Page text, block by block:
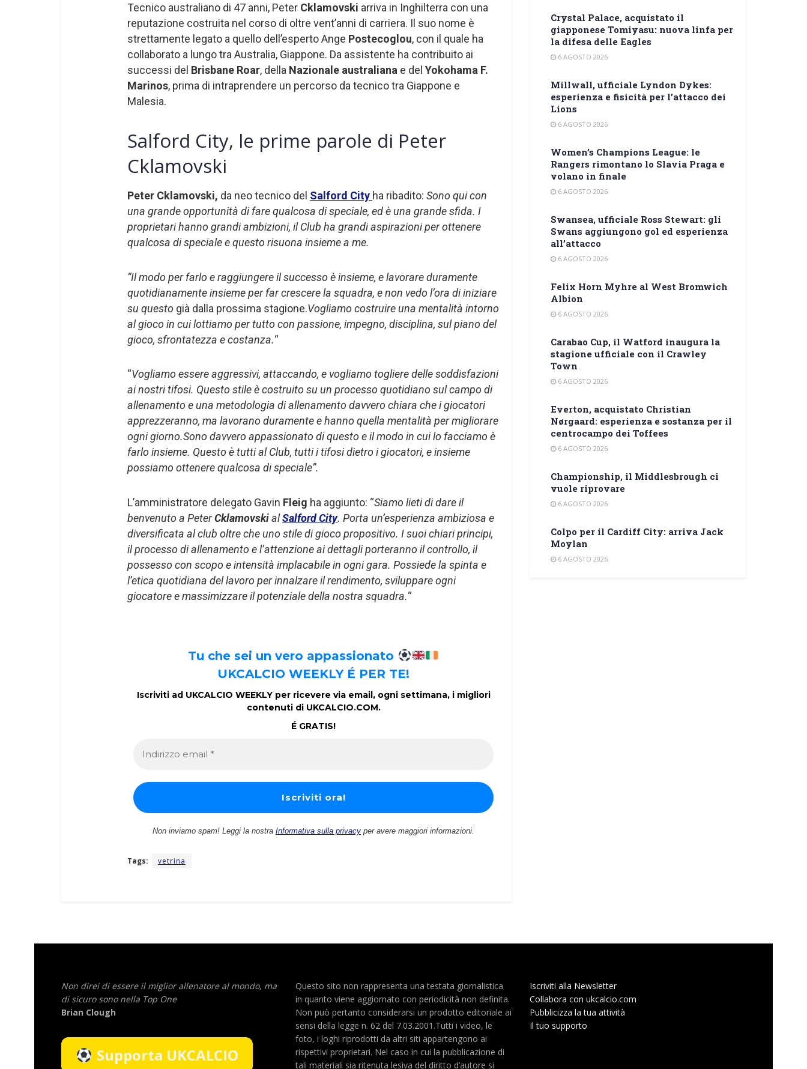
Tecnico australiano di 47 anni, Peter Cklamovski arriva in Inghilterra con una
reputazione costruita nel corso di oltre vent’anni di carriera. Il suo nome è
strettamente legato a quello dell’esperto Ange Postecoglou, con il quale ha
collaborato a lungo tra Australia, Giappone. Da assistente ha contribuito ai
successi del Brisbane Roar, della Nazionale australiana e del Yokohama F.
Marinos, prima di intraprendere un percorso da tecnico tra Giappone e
Malesia.
Salford City, le prime parole di Peter
Cklamovski
Peter Cklamovski, da neo tecnico del Salford City ha ribadito: Sono qui con
una grande opportunità di fare qualcosa di speciale, ed è una grande sfida. I
proprietari hanno grandi ambizioni, il Club ha grandi aspirazioni per ottenere
qualcosa di speciale e questo risuona insieme a me.
“Il modo per farlo e raggiungere il successo è insieme, e lavorare duramente
quotidianamente insieme per far crescere la squadra, e non vedo l’ora di iniziare
su questo già dalla prossima stagione.Vogliamo costruire una mentalità intorno
al gioco in cui lottiamo per tutto con passione, impegno, disciplina, sul piano del
gioco, sfrontatezza e costanza.“
“Vogliamo essere aggressivi, attaccando, e vogliamo togliere delle soddisfazioni
ai nostri tifosi. Questo stile è costruito su un processo quotidiano sul campo di
allenamento e una metodologia di allenamento davvero chiara che i giocatori
apprezzeranno, ma lavorano duramente e hanno quella mentalità per migliorare
ogni giorno.Sono davvero appassionato di questo e il modo in cui lo facciamo è
farlo insieme. Questo è tutti al Club, tutti i tifosi dietro i giocatori, e insieme
possiamo ottenere qualcosa di speciale”.
L’amministratore delegato Gavin Fleig ha aggiunto: “Siamo lieti di dare il
benvenuto a PeterCklamovskialSalford City. Porta un’esperienza ambiziosa e
diversificata al club oltre che uno stile di gioco propositivo. I suoi chiari principi,
il processo di allenamento e l’attenzione ai dettagli porteranno il controllo, il
possesso con scopo e intensità implacabile in ogni gara. Possiede la spinta e
l’etica quotidiana del lavoro per innalzare il rendimento, sviluppare ogni
giocatore e massimizzare il potenziale della nostra squadra.“
Tu che sei un vero appassionato
UKCALCIO WEEKLY É PER TE!
Iscriviti ad UKCALCIO WEEKLY per ricevere via email, ogni settimana, i migliori
contenuti di UKCALCIO.COM.
É GRATIS!
Non inviamo spam! Leggi la nostra Informativa sulla privacy per avere maggiori informazioni.
Tags: vetrina
Crystal Palace, acquistato il
giapponese Tomiyasu: nuova linfa per
la difesa delle Eagles
6 AGOSTO 2026
Millwall, ufficiale Lyndon Dykes:
esperienza e fisicità per l’attacco dei
Lions
6 AGOSTO 2026
Women’s Champions League: le
Rangers rimontano lo Slavia Praga e
volano in finale
6 AGOSTO 2026
Swansea, ufficiale Ross Stewart: gli
Swans aggiungono gol ed esperienza
all’attacco
6 AGOSTO 2026
Felix Horn Myhre al West Bromwich
Albion
6 AGOSTO 2026
Carabao Cup, il Watford inaugura la
stagione ufficiale con il Crawley
Town
6 AGOSTO 2026
Everton, acquistato Christian
Nørgaard: esperienza e sostanza per il
centrocampo dei Toffees
6 AGOSTO 2026
Championship, il Middlesbrough ci
vuole riprovare
6 AGOSTO 2026
Colpo per il Cardiff City: arriva Jack
Moylan
6 AGOSTO 2026
Non direi di essere il miglior allenatore al mondo, ma
di sicuro sono nella Top One
Brian Clough
Supporta UKCALCIO
Questo sito non rappresenta una testata giornalistica
in quanto viene aggiornato con periodicità non definita.
Non può pertanto considerarsi un prodotto editoriale ai
sensi della legge n. 62 del 7.03.2001.Tutti i video, le
foto, i loghi riprodotti da altri siti appartengono ai
rispettivi proprietari. Nel caso in cui la pubblicazione di
tali materiali sia ritenuta lesiva del diritto d’autore si
Iscriviti alla Newsletter
Collabora con ukcalcio.com
Pubblicizza la tua attività
Il tuo supporto